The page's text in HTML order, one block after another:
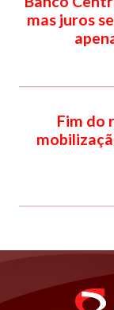
mas juros
Fim do